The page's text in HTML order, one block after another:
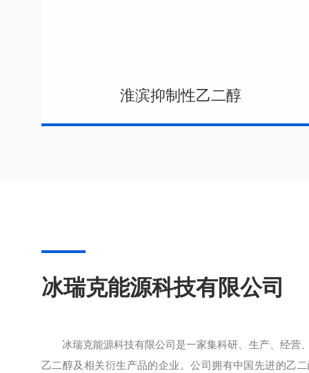
淮滨抑制性乙二醇
冰瑞克能源科技有限公司
冰瑞克能源科技有限公司是一家集科研、生产、经营
乙二醇及相关衍生产品的企业。公司拥有中国先进的乙